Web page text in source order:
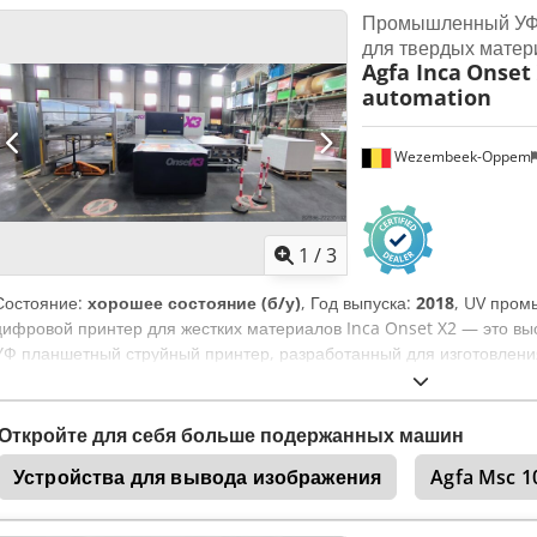
1 /3
Wezembeek-Oppem
Промышленный
для твердых
Agfa Inca Onset
automation
хорошее состояние (б/у), Год выпуска: 2018, UV
принтер для жестких материалов Inca Onset X2 — это
планшетный струйный принтер, разработанный для
продукции, упаковки и специализированной печати. Разработан
в состав Agfa), X2 позиционируется как
с отличным качеством изображения. Принтер
производств, где критически важны
надежность. Cjdpfx Aozhv T Tsbxeha Изначально это была модель
группы CMYK). Год выпуска: 2018 Цветовая конфигурация: 2xCMYK
Автоматизация: 3/4 автоматизированный Производительность: до
для себя больше подержанных машин
Устройства для вывода изображения
Agfa Msc